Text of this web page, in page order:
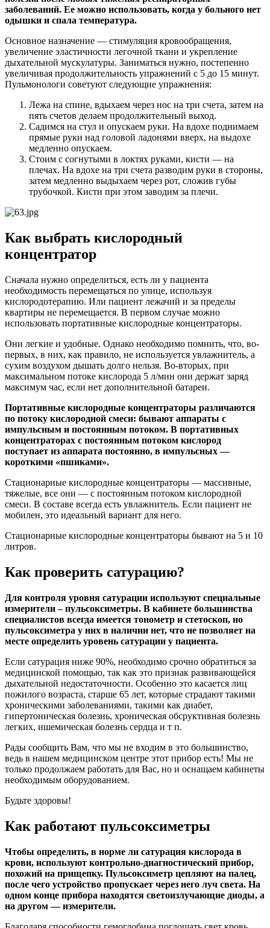
заболеваний. Ее можно использовать, когда у больного нет
одышки и спала температура.
Основное назначение — стимуляция кровообращения,
увеличение эластичности легочной ткани и укрепление
дыхательной мускулатуры. Заниматься нужно, постепенно
увеличивая продолжительность упражнений с 5 до 15 минут.
Пульмонологи советуют следующие упражнения:
Лежа на спине, вдыхаем через нос на три счета, затем на
пять счетов делаем продолжительный выход.
Садимся на стул и опускаем руки. На вдохе поднимаем
прямые руки над головой ладонями вверх, на выдохе
медленно опускаем.
Стоим с согнутыми в локтях руками, кисти — на
плечах. На вдохе на три счета разводим руки в стороны,
затем медленно выдыхаем через рот, сложив губы
трубочкой. Кисти при этом заводим за плечи.
Как выбрать кислородный
концентратор
Сначала нужно определиться, есть ли у пациента
необходимость перемещаться по улице, используя
кислородотерапию. Или пациент лежачий и за пределы
квартиры не перемещается. В первом случае можно
использовать портативные кислородные концентраторы.
Они легкие и удобные. Однако необходимо помнить, что, во-
первых, в них, как правило, не используется увлажнитель, а
сухим воздухом дышать долго нельзя. Во-вторых, при
максимальном потоке кислорода 5 л/мин они держат заряд
максимум час, если нет дополнительной батареи.
Портативные кислородные концентраторы различаются
по потоку кислородной смеси: бывают аппараты с
импульсным и постоянным потоком. В портативных
концентраторах с постоянным потоком кислород
поступает из аппарата постоянно, в импульсных —
короткими «пшиками».
Стационарные кислородные концентраторы — массивные,
тяжелые, все они — с постоянным потоком кислородной
смеси. В составе всегда есть увлажнитель. Если пациент не
мобилен, это идеальный вариант для него.
Стационарные кислородные концентраторы бывают на 5 и 10
литров.
Как проверить сатурацию?
Для контроля уровня сатурации используют специальные
измерители – пульсоксиметры. В кабинете большинства
специалистов всегда имеется тонометр и стетоскоп, но
пульсоксиметра у них в наличии нет, что не позволяет на
месте определить уровень сатурации у пациента.
Если сатурация ниже 90%, необходимо срочно обратиться за
медицинской помощью, так как это признак развивающейся
дыхательной недостаточности. Особенно это касается лиц
пожилого возраста, старше 65 лет, которые страдают такими
хроническими заболеваниями, такими как диабет,
гипертоническая болезнь, хроническая обсруктивная болезнь
легких, ишемическая болезнь сердца и т п.
Рады сообщить Вам, что мы не входим в это большинство,
ведь в нашем медицинском центре этот прибор есть! Мы не
только продолжаем работать для Вас, но и оснащаем кабинеты
необходимым оборудованием.
Будьте здоровы!
Как работают пульсоксиметры
Чтобы определить, в норме ли сатурация кислорода в
крови, используют контрольно-диагностический прибор,
похожий на прищепку. Пульсоксиметр цепляют на палец,
после чего устройство пропускает через него луч света. На
одном конце прибора находятся светоизлучающие диоды, а
на другом — измерители.